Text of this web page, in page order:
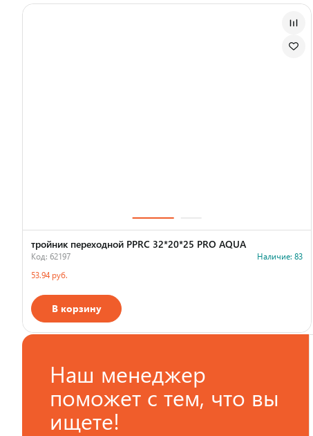
тройник переходной PPRC 32*20*25 PRO AQUA
Код: 62197
Наличие: 83
53.94 руб.
В корзину
Наш менеджер
поможет с тем, что вы
ищете!